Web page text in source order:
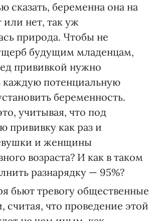
сказать, беременна она на
или нет, так уж
природа. Чтобы не
будущим младенцам,
прививкой нужно
каждую потенциальную
беременность.
учитывая, что под
прививку как раз и
и женщины
возраста? И как в таком
разнарядку — 95%?
бьют тревогу общественные
считая, что проведение этой